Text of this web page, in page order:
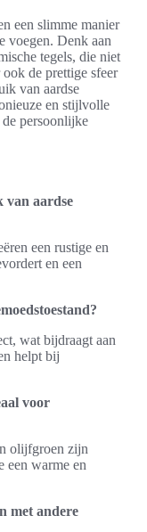
een slimme manier
voegen. Denk aan
tegels, die niet
de prettige sfeer
van aardse
en stijlvolle
persoonlijke
van aardse
een rustige en
en een
wat bijdraagt aan
helpt bij
voor
olijfgroen zijn
een warme en
met andere